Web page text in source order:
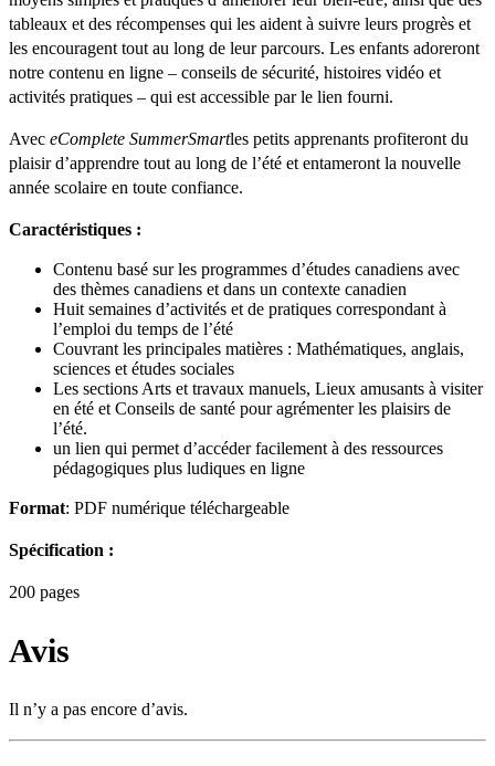
tableaux et des récompenses qui les aident à suivre leurs progrès et
les encouragent tout au long de leur parcours. Les enfants adoreront
notre contenu en ligne – conseils de sécurité, histoires vidéo et
activités pratiques – qui est accessible par le lien fourni.
Avec eComplete SummerSmartles petits apprenants profiteront du
plaisir d’apprendre tout au long de l’été et entameront la nouvelle
année scolaire en toute confiance.
Caractéristiques :
Contenu basé sur les programmes d’études canadiens avec
des thèmes canadiens et dans un contexte canadien
Huit semaines d’activités et de pratiques correspondant à
l’emploi du temps de l’été
Couvrant les principales matières : Mathématiques, anglais,
sciences et études sociales
Les sections Arts et travaux manuels, Lieux amusants à visiter
en été et Conseils de santé pour agrémenter les plaisirs de
l’été.
un lien qui permet d’accéder facilement à des ressources
pédagogiques plus ludiques en ligne
Format: PDF numérique téléchargeable
Spécification :
200 pages
Avis
Il n’y a pas encore d’avis.